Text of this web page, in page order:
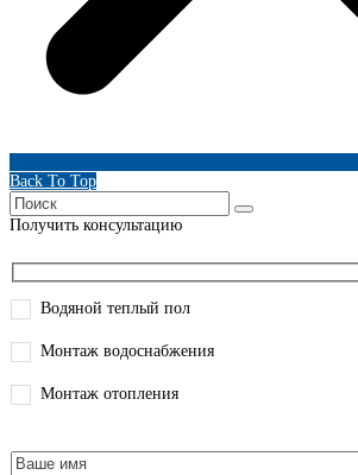
Back To Top
Получить консультацию
Водяной теплый пол
Монтаж водоснабжения
Монтаж отопления